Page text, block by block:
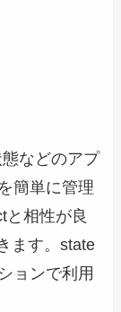
などのアプ
簡単に管理
と相性が良
ます。state
ョンで利用